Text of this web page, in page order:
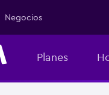
Negocios
Planes